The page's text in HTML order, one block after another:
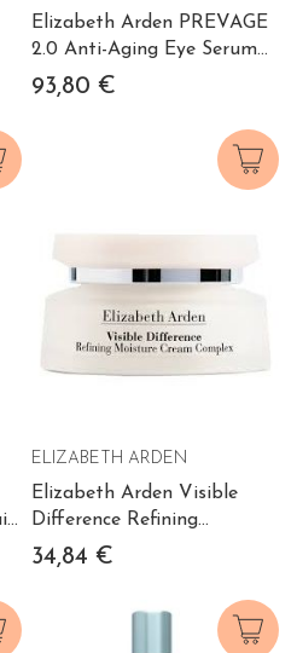
Elizabeth Arden PREVAGE
2.0 Anti-Aging Eye Serum
20ml
93,80 €
ELIZABETH ARDEN
Elizabeth Arden Visible
Difference Refining
Moisture Cream Complex
75ml
34,84 €